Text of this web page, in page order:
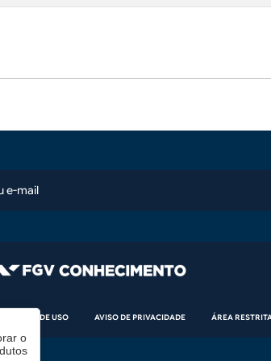
TERMOS DE USO AVISO DE PRIVACIDADE ÁREA
o